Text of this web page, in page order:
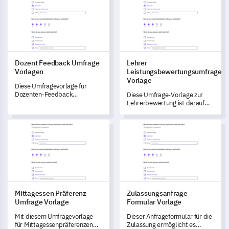
du d’Zfriedäheit und Erfarig vo
dinere Unternahm verbessere
chasch.
Dozent Feedback Umfrage
Vorlagen
Diese Umfragevorlage für
Dozenten-Feedback
Lehrqualität und den
Lernergebnissen
voranzutreiben.
Lehrer
Leistungsbewertungsumfrage
Vorlage
Diese Umfrage-Vorlage zur
Lehrerbewertung ist darauf
Rückmeldungen zu deinen
Lehrmethoden,
Klassenmanagement und
beruflicher Entwicklung zu
erhalten.
Mittagessen Präferenz Umfrage Vorlage
Mittagessen Präferenz
Umfrage Vorlage
Mit diesem Umfragevorlage
für Mittagessenpräferenzen
Zulassungsanfrage Formular
Zulassungsanfrage
Formular Vorlage
Dieser Anfrageformular für die
Zulassung ermöglicht es